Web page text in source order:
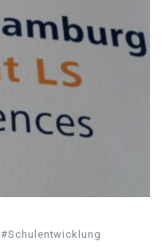
#Schulentwicklung